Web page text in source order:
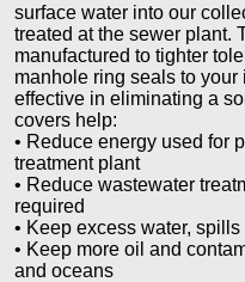
surface water into our
treated at the sewer plant.
manufactured to tighter
manhole ring seals to
effective in eliminating a
covers help:
• Reduce energy used for
treatment plant
• Reduce wastewater
required
• Keep excess water,
• Keep more oil and
and oceans